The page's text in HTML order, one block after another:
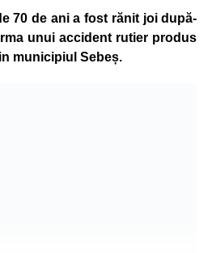
70 de ani a fost rănit joi după-
unui accident rutier produs
municipiul Sebeș.